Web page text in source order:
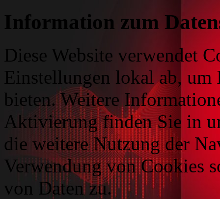
Information zum
Diese Website verwendet
Einstellungen lokal ab, um
bieten. Weitere
Aktivierung finden Sie in
die weitere Nutzung der
Verwendung von Cookies
von Daten zu.